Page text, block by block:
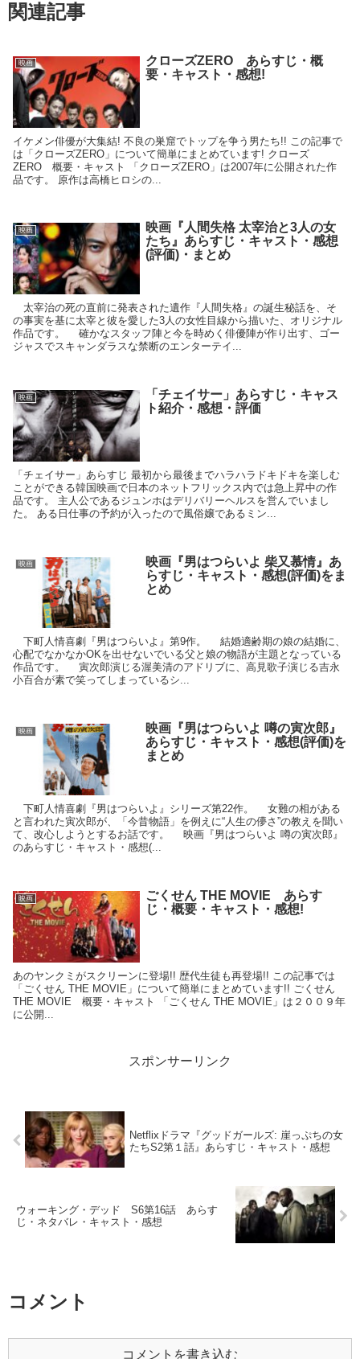
関連記事
映画
クローズZERO あらすじ・概
要・キャスト・感想!
イケメン俳優が大集結! 不良の巣窟でトップを争う男たち!! この記事で
は「クローズZERO」について簡単にまとめています! クローズ
ZERO 概要・キャスト 「クローズZERO」は2007年に公開された作
品です。 原作は高橋ヒロシの...
映画
映画『人間失格 太宰治と3人の女
たち』あらすじ・キャスト・感想
(評価)・まとめ
太宰治の死の直前に発表された遺作『人間失格』の誕生秘話を、そ
の事実を基に太宰と彼を愛した3人の女性目線から描いた、オリジナル
作品です。 確かなスタッフ陣と今を時めく俳優陣が作り出す、ゴー
ジャスでスキャンダラスな禁断のエンターテイ...
映画
「チェイサー」あらすじ・キャス
ト紹介・感想・評価
「チェイサー」あらすじ 最初から最後までハラハラドキドキを楽しむ
ことができる韓国映画で日本のネットフリックス内では急上昇中の作
品です。 主人公であるジュンホはデリバリーヘルスを営んでいまし
た。 ある日仕事の予約が入ったので風俗嬢であるミン...
映画
映画『男はつらいよ 柴又慕情』あ
らすじ・キャスト・感想(評価)をま
とめ
下町人情喜劇『男はつらいよ』第9作。 結婚適齢期の娘の結婚に、
心配でなかなかOKを出せないでいる父と娘の物語が主題となっている
作品です。 寅次郎演じる渥美清のアドリブに、高見歌子演じる吉永
小百合が素で笑ってしまっているシ...
映画
映画『男はつらいよ 噂の寅次郎』
あらすじ・キャスト・感想(評価)を
まとめ
下町人情喜劇『男はつらいよ』シリーズ第22作。 女難の相がある
と言われた寅次郎が、「今昔物語」を例えに“人生の儚さ”の教えを聞い
て、改心しようとするお話です。 映画『男はつらいよ 噂の寅次郎』
のあらすじ・キャスト・感想(...
映画
ごくせん THE MOVIE あらす
じ・概要・キャスト・感想!
あのヤンクミがスクリーンに登場!! 歴代生徒も再登場!! この記事では
「ごくせん THE MOVIE」について簡単にまとめています!! ごくせん
THE MOVIE 概要・キャスト 「ごくせん THE MOVIE」は２００９年
に公開...
スポンサーリンク
Netflixドラマ『グッドガールズ: 崖っぷちの女
たちS2第１話』あらすじ・キャスト・感想
ウォーキング・デッド S6第16話 あらす
じ・ネタバレ・キャスト・感想
コメント
コメントを書き込む